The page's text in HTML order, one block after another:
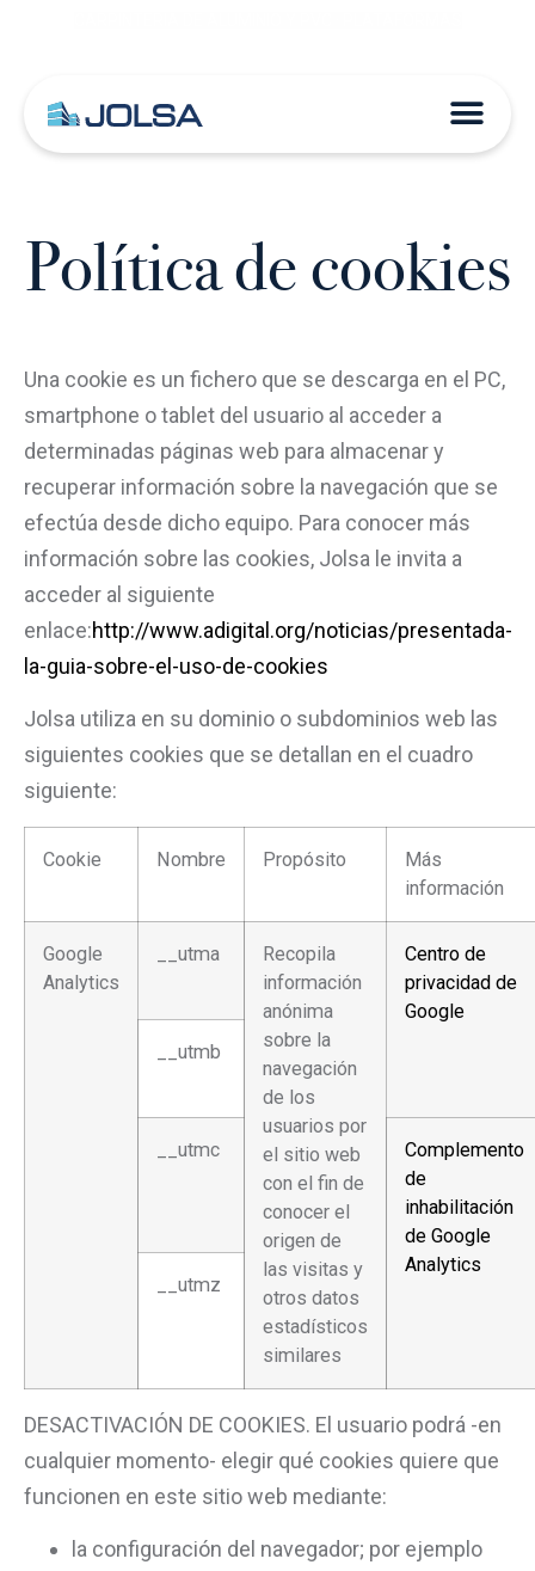
Política de cookies
Una cookie es un fichero que se descarga en el PC,
smartphone o tablet del usuario al acceder a
determinadas páginas web para almacenar y
recuperar información sobre la navegación que se
efectúa desde dicho equipo. Para conocer más
información sobre las cookies, Jolsa le invita a
acceder al siguiente
enlace:http://www.adigital.org/noticias/presentada-
la-guia-sobre-el-uso-de-cookies
Jolsa utiliza en su dominio o subdominios web las
siguientes cookies que se detallan en el cuadro
siguiente:
Cookie Nombre Propósito
Más
información
Google
Analytics
__utma
Recopila
información
anónima
sobre la
navegación
de los
usuarios por
el sitio web
con el fin de
conocer el
origen de
las visitas y
otros datos
estadísticos
similares
Centro de
privacidad de
Google
__utmb
__utmc
Complemento
de
inhabilitación
de Google
Analytics
__utmz
DESACTIVACIÓN DE COOKIES. El usuario podrá -en
cualquier momento- elegir qué cookies quiere que
funcionen en este sitio web mediante:
la configuración del navegador; por ejemplo